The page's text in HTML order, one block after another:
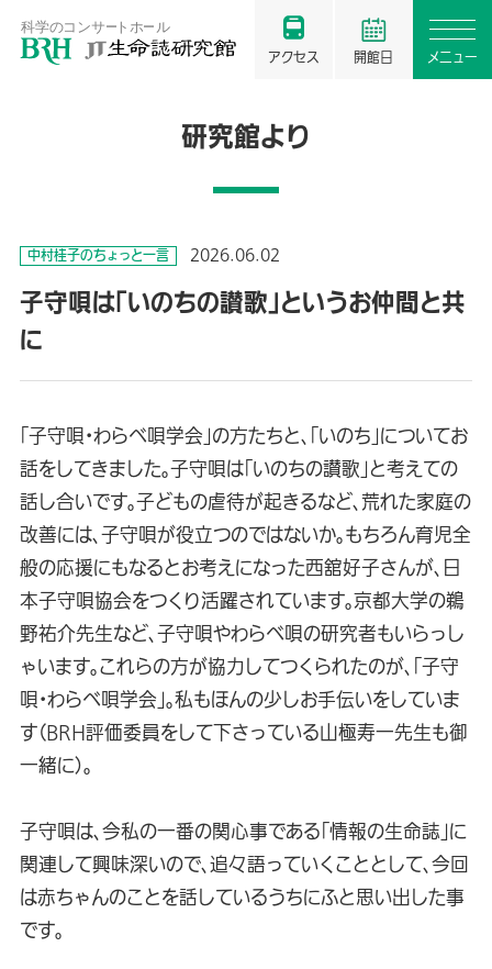
開館日 メニュー
アクセス
研究館より
中村桂子のちょっと一言 2026.06.02
子守唄は「いのちの讃歌」というお仲間と共
に
「子守唄・わらべ唄学会」の方たちと、「いのち」についてお
話をしてきました。子守唄は「いのちの讃歌」と考えての
話し合いです。子どもの虐待が起きるなど、荒れた家庭の
改善には、子守唄が役立つのではないか。もちろん育児全
般の応援にもなるとお考えになった西舘好子さんが、日
本子守唄協会をつくり活躍されています。京都大学の鵜
野祐介先生など、子守唄やわらべ唄の研究者もいらっし
ゃいます。これらの方が協力してつくられたのが、「子守
唄・わらべ唄学会」。私もほんの少しお手伝いをしていま
す（BRH評価委員をして下さっている山極寿一先生も御
一緒に）。
子守唄は、今私の一番の関心事である「情報の生命誌」に
関連して興味深いので、追々語っていくこととして、今回
は赤ちゃんのことを話しているうちにふと思い出した事
です。